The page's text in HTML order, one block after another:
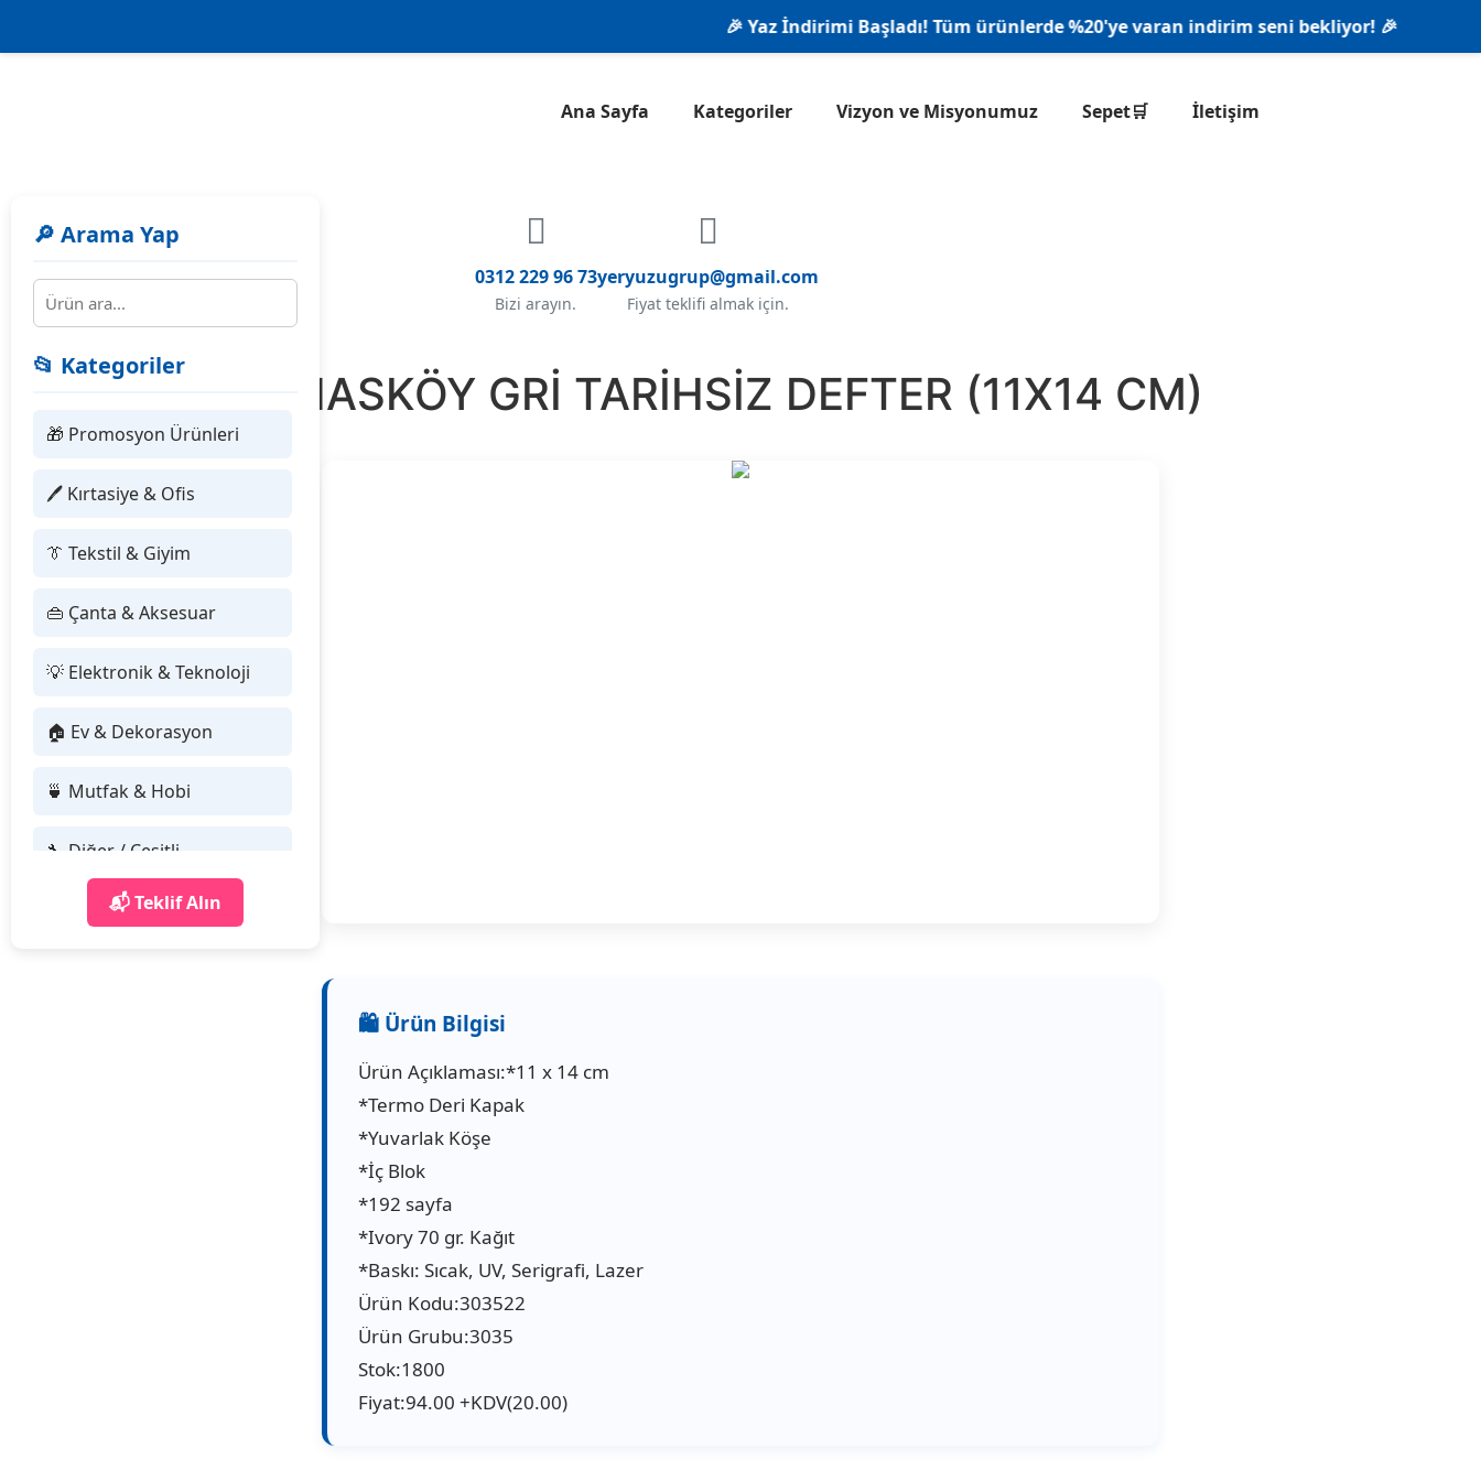
🎉 Yaz İndirimi Başladı! Tüm ürünlerde %20'ye varan indirim seni bekliyor! 🎉
Ana Sayfa Kategoriler Vizyon ve Misyonumuz Sepet🛒 İletişim
0312 229 96 73
Bizi arayın.
yeryuzugrup@gmail.com
Fiyat teklifi almak için.
🔎 Arama Yap
📂 Kategoriler
🎁 Promosyon Ürünleri
🖊 Kırtasiye & Ofis
👔 Tekstil & Giyim
👜 Çanta & Aksesuar
💡 Elektronik & Teknoloji
🏠 Ev & Dekorasyon
🍵 Mutfak & Hobi
🔧 Diğer / Çeşitli
📬 Teklif Alın
303522 HASKÖY GRİ TARİHSİZ DEFTER (11X14 CM)
Ürün Açıklaması:*11 x 14 cm
*Termo Deri Kapak
*Yuvarlak Köşe
*İç Blok
*192 sayfa
*Ivory 70 gr. Kağıt
*Baskı: Sıcak, UV, Serigrafi, Lazer
Ürün Kodu:303522
Ürün Grubu:3035
Stok:1800
Fiyat:94.00 +KDV(20.00)